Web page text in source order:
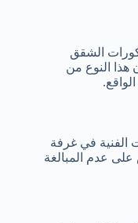
الشقق
هذا النوع من
الفنية في غرفة
عدم المبالغة